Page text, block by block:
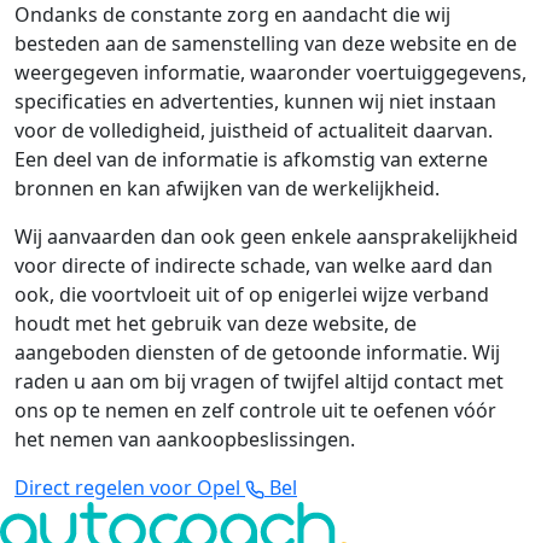
Ondanks de constante zorg en aandacht die wij
besteden aan de samenstelling van deze website en de
weergegeven informatie, waaronder voertuiggegevens,
specificaties en advertenties, kunnen wij niet instaan
voor de volledigheid, juistheid of actualiteit daarvan.
Een deel van de informatie is afkomstig van externe
bronnen en kan afwijken van de werkelijkheid.
Wij aanvaarden dan ook geen enkele aansprakelijkheid
voor directe of indirecte schade, van welke aard dan
ook, die voortvloeit uit of op enigerlei wijze verband
houdt met het gebruik van deze website, de
aangeboden diensten of de getoonde informatie. Wij
raden u aan om bij vragen of twijfel altijd contact met
ons op te nemen en zelf controle uit te oefenen vóór
het nemen van aankoopbeslissingen.
Direct regelen voor Opel
Bel